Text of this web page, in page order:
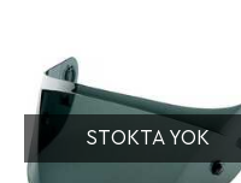
STOKTA YOK